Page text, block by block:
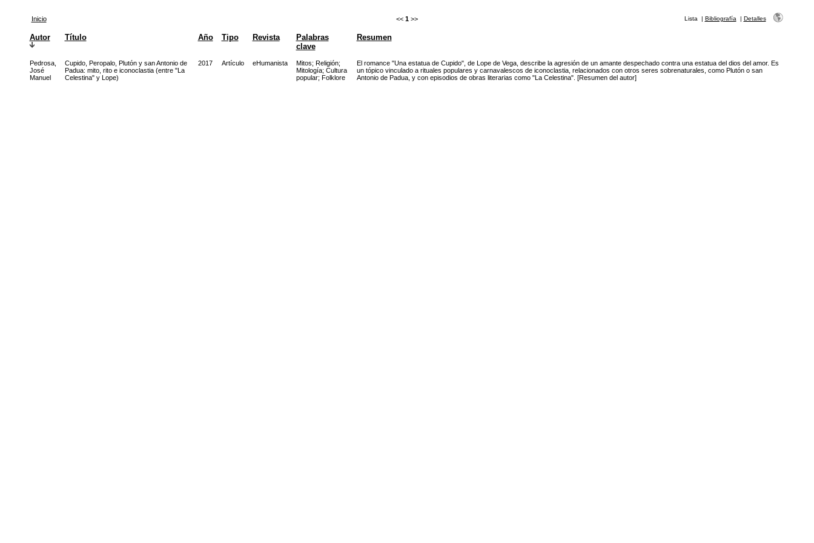
Inicio << 1 >> Lista | Bibliografía | Detalles
Autor Título Año Tipo Revista
Palabras
clave
Resumen
Pedrosa,
José
Manuel
Cupido, Peropalo, Plutón y san Antonio de
Padua: mito, rito e iconoclastia (entre "La
Celestina" y Lope)
2017 Artículo eHumanista Mitos; Religión;
Mitología; Cultura
popular; Folklore
El romance "Una estatua de Cupido", de Lope de Vega, describe la agresión de un amante despechado contra una estatua del dios del amor. Es
un tópico vinculado a rituales populares y carnavalescos de iconoclastia, relacionados con otros seres sobrenaturales, como Plutón o san
Antonio de Padua, y con episodios de obras literarias como "La Celestina". [Resumen del autor]